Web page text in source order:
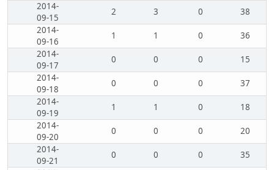
2014-
09-15
2 3 0
38
2014-
09-16
1 1 0
36
2014-
09-17
0 0 0
15
2014-
09-18
0 0 0
37
2014-
09-19
1 1 0
18
2014-
09-20
0 0 0
20
2014-
09-21
0 0 0
35